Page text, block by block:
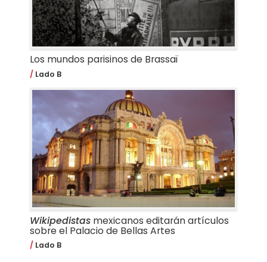
Los mundos parisinos de Brassaï
Lado B
Wikipedistasmexicanos editarán artículos
sobre el Palacio de Bellas Artes
Lado B